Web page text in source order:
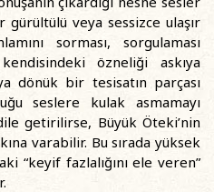
gürültülü veya sessizce ulaşır
sorması, sorgulaması
özneliği askıya
dönük bir tesisatın parçası
seslere kulak asmamayı
getirilirse, Büyük Öteki’nin
varabilir. Bu sırada yüksek
“keyif fazlalığını ele veren”